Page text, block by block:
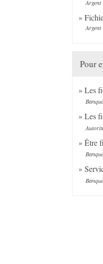
Pour
Les
Les
Être